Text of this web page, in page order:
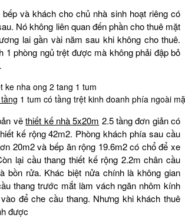
và khách cho chủ nhà sinh hoạt riêng có
Nó không liên quan đến phần cho thuê mặt
lai gần vài năm sau khi không cho thuê.
1 phòng ngủ trệt được mà không phải đập bỏ
1 tum có tầng trệt kinh doanh phía ngoài
vẽthiết kế nhà 5x20m 2.5 tầng đơn giản có
kế rộng 42m2. Phòng khách phía sau cầu
20m2 và bếp ăn rộng 19.6m2 có chổ để xe
lại cầu thang thiết kế rộng 2.2m chân cầu
bồn rửa. Khác biệt nửa chính là không gian
thang trước mắt làm vách ngăn nhôm kính
để che cầu thang. Nhưng khi khách thuê
được